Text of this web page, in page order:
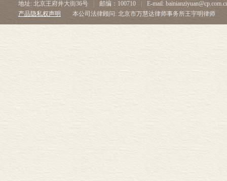
地址: 北京王府井大街36号 邮编：100710
E-mail:
产品隐私权声明
本公司法律顾问: 北京市万慧达律师事务所王宇明律师